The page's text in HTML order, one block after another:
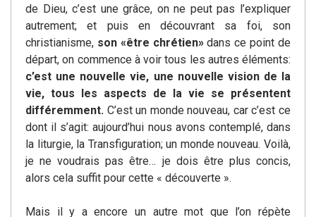
de Dieu, c’est une grâce, on ne peut pas l’expliquer
autrement; et puis en découvrant sa foi, son
christianisme, son «être chrétien»dans ce point de
départ, on commence à voir tous les autres éléments:
c’est une nouvelle vie, une nouvelle vision de la
vie, tous les aspects de la vie se présentent
différemment. C’est un monde nouveau, car c’est ce
dont il s’agit: aujourd’hui nous avons contemplé, dans
la liturgie, la Transfiguration; un monde nouveau. Voilà,
je ne voudrais pas être… je dois être plus concis,
alors cela suffit pour cette « découverte ».
Mais il y a encore un autre mot que l’on répète